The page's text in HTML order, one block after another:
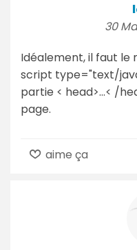
30
Idéalement, il faut le
script type="text/
partie < head>...< /
page.
aime ça